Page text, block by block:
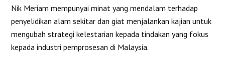
Nik Meriam mempunyai minat yang mendalam terhadap
penyelidikan alam sekitar dan giat menjalankan kajian untuk
mengubah strategi kelestarian kepada tindakan yang fokus
kepada industri pemprosesan di Malaysia.